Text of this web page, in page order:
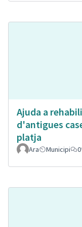
Ajuda a
d'antigues
platja
Ara Municipi 0